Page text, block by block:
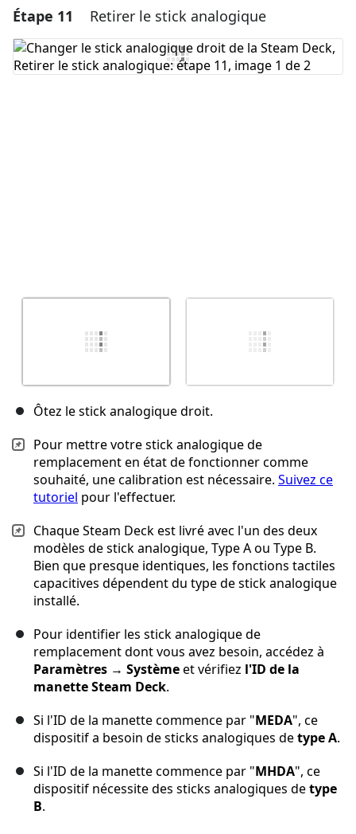
Ajouter un commentaire
Ajouter un commentaire
Étape 11 Retirer le stick analogique
Ôtez le stick analogique droit.
Pour mettre votre stick analogique de
remplacement en état de fonctionner comme
souhaité, une calibration est nécessaire. Suivez ce
tutoriel pour l'effectuer.
Chaque Steam Deck est livré avec l'un des deux
modèles de stick analogique, Type A ou Type B.
Bien que presque identiques, les fonctions tactiles
capacitives dépendent du type de stick analogique
installé.
Pour identifier les stick analogique de
remplacement dont vous avez besoin, accédez à
Paramètres → Systèmeet vérifiez l'ID de la
manette Steam Deck.
Si l'ID de la manette commence par "MEDA", ce
dispositif a besoin de sticks analogiques detype A.
Si l'ID de la manette commence par "MHDA", ce
dispositif nécessite des sticks analogiques detype
B.